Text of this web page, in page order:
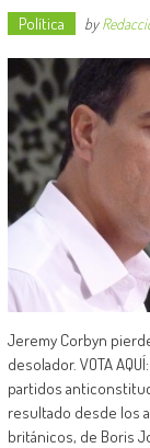
Política by
Jeremy Corbyn
desolador. VOTA
partidos
resultado desde los
británicos, de Boris